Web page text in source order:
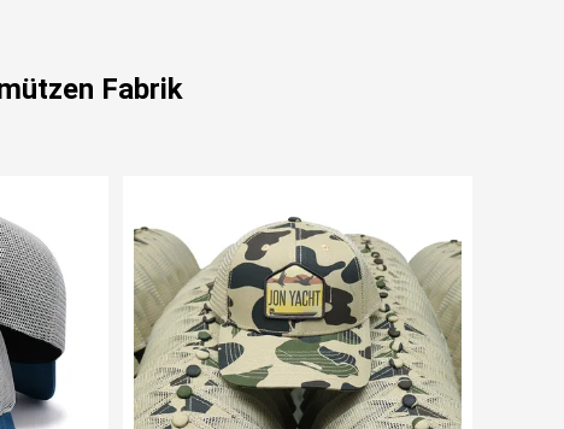
Fabrik